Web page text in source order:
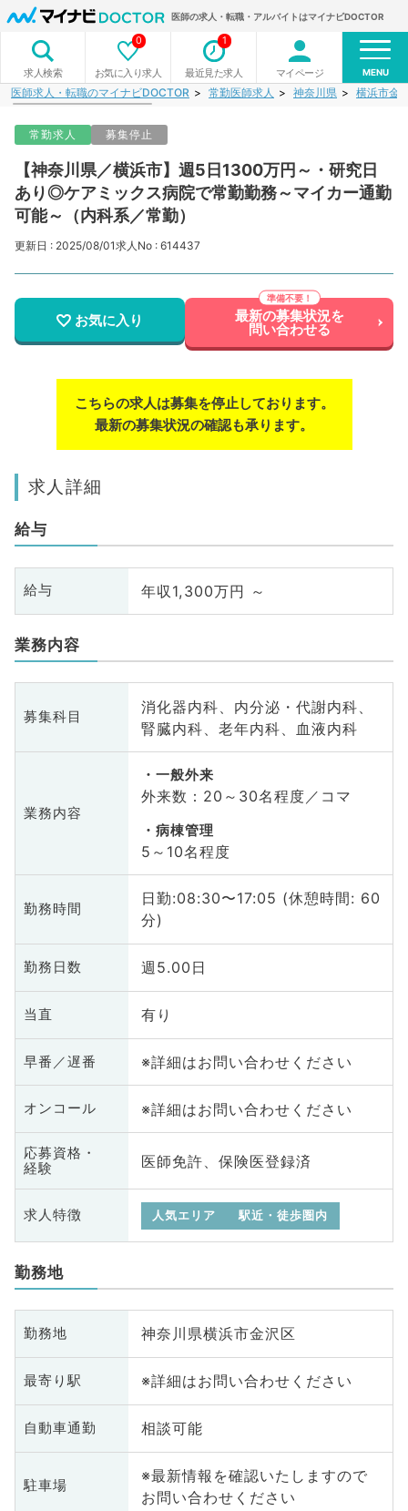
医師の求人・転職・アルバイトはマイナビDOCTOR
求人検索 お気に入り求人
0
最近見た求人
1
マイページ MENU
医師求人・転職のマイナビDOCTOR 常勤医師求人 神奈川県 横浜市金
常勤求人 募集停止
【神奈川県／横浜市】週5日1300万円～・研究日
あり◎ケアミックス病院で常勤勤務～マイカー通勤
可能～（内科系／常勤）
更新日 : 2025/08/01求人No : 614437
お気に入り 最新の募集状況を
問い合わせる
こちらの求人は募集を停止しております。
最新の募集状況の確認も承ります。
求人詳細
給与
給与 年収1,300万円 ～
業務内容
募集科目
消化器内科、内分泌・代謝内科、
腎臓内科、老年内科、血液内科
業務内容
一般外来
外来数：20～30名程度／コマ
病棟管理
5～10名程度
勤務時間
日勤:08:30〜17:05 (休憩時間: 60
分)
勤務日数 週5.00日
当直 有り
早番／遅番 ※詳細はお問い合わせください
オンコール ※詳細はお問い合わせください
応募資格・
経験
医師免許、保険医登録済
求人特徴 人気エリア 駅近・徒歩圏内
勤務地
勤務地 神奈川県横浜市金沢区
最寄り駅 ※詳細はお問い合わせください
自動車通勤 相談可能
駐車場
※最新情報を確認いたしますので
お問い合わせください